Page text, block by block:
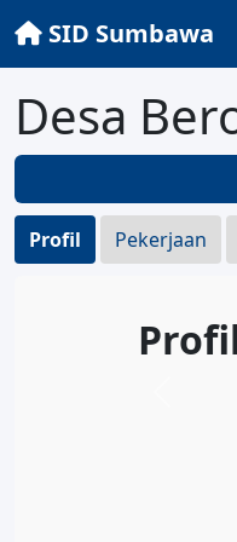
SID Sumbawa
Desa
Profil Pekerjaan